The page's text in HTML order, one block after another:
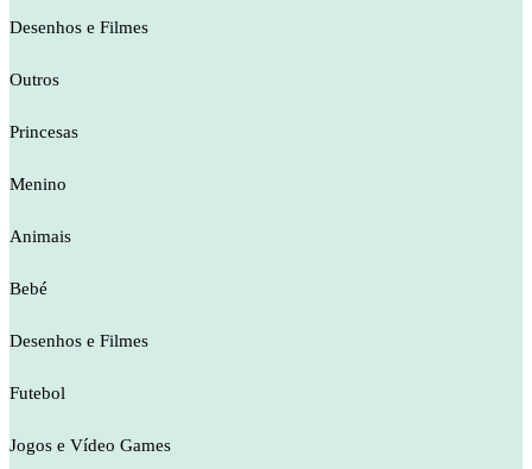
Desenhos e Filmes
Outros
Princesas
Menino
Animais
Bebé
Desenhos e Filmes
Futebol
Jogos e Vídeo Games